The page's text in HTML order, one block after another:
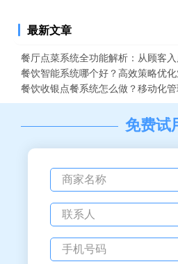
最新文章
餐厅点菜系统全功能解析：从顾客入
餐饮智能系统哪个好？高效策略优化
餐饮收银点餐系统怎么做？移动化管
免费试